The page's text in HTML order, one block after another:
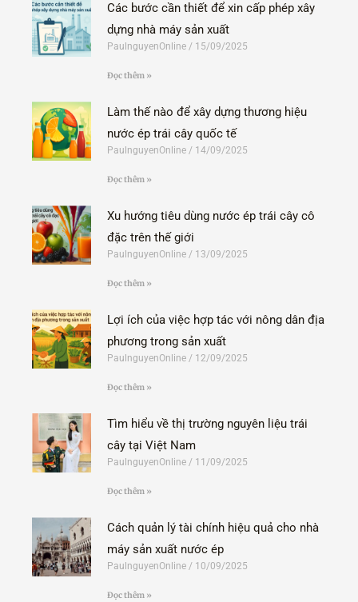
Các bước cần thiết để xin cấp phép xây
dựng nhà máy sản xuất
PaulnguyenOnline 15/09/2025
Đọc thêm »
Làm thế nào để xây dựng thương hiệu
nước ép trái cây quốc tế
PaulnguyenOnline 14/09/2025
Đọc thêm »
Xu hướng tiêu dùng nước ép trái cây cô
đặc trên thế giới
PaulnguyenOnline 13/09/2025
Đọc thêm »
Lợi ích của việc hợp tác với nông dân địa
phương trong sản xuất
PaulnguyenOnline 12/09/2025
Đọc thêm »
Tìm hiểu về thị trường nguyên liệu trái
cây tại Việt Nam
PaulnguyenOnline 11/09/2025
Đọc thêm »
Cách quản lý tài chính hiệu quả cho nhà
máy sản xuất nước ép
PaulnguyenOnline 10/09/2025
Đọc thêm »